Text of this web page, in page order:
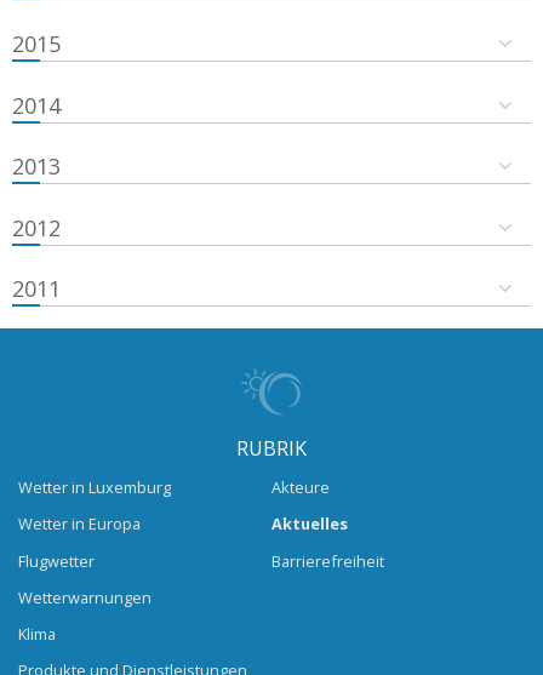
2015
2014
2013
2012
2011
RUBRIK
Wetter in Luxemburg
Wetter in Europa
Flugwetter
Wetterwarnungen
Klima
Produkte und Dienstleistungen
Akteure
Aktuelles
Barrierefreiheit